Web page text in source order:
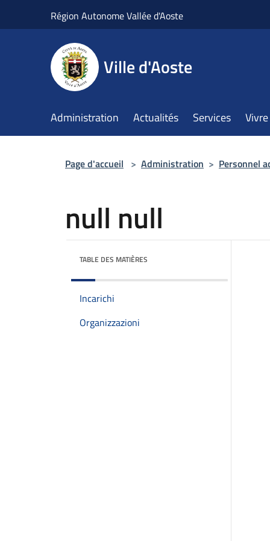
Région Autonome Vallée d'Aoste
Ville d'Aoste
Administration Actualités Services
Page d'accueil > Administration > Personnel
null null
TABLE DES MATIÈRES
Incarichi
Organizzazioni